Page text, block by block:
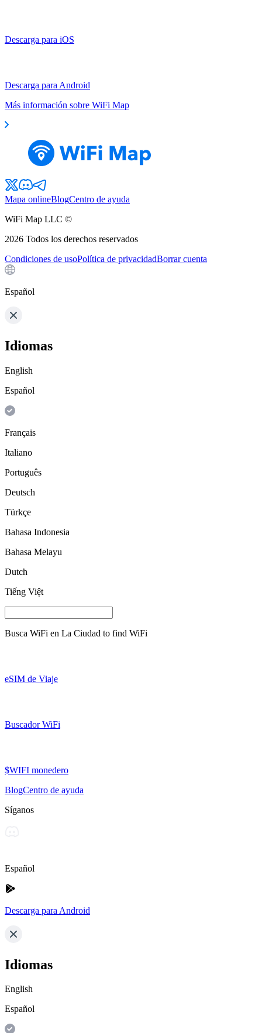
Descarga para iOS
Descarga para Android
Más información sobre WiFi Map
Mapa onlineBlogCentro de ayuda
WiFi Map LLC ©
2026 Todos los derechos reservados
Condiciones de usoPolítica de privacidadBorrar cuenta
Español
Idiomas
English
Español
Français
Italiano
Português
Deutsch
Türkçe
Bahasa Indonesia
Bahasa Melayu
Dutch
Tiếng Việt
Busca WiFi en La Ciudad to find WiFi
eSIM de Viaje
Buscador WiFi
$WIFI monedero
BlogCentro de ayuda
Síganos
Español
Descarga para Android
Idiomas
English
Español